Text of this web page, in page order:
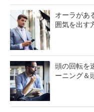
オーラがあ
囲気を出す
頭の回転を
ーニング＆